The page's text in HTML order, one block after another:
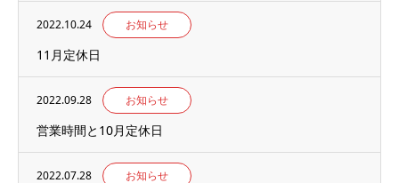
2022.10.24 お知らせ
11月定休日
2022.09.28 お知らせ
営業時間と10月定休日
2022.07.28 お知らせ